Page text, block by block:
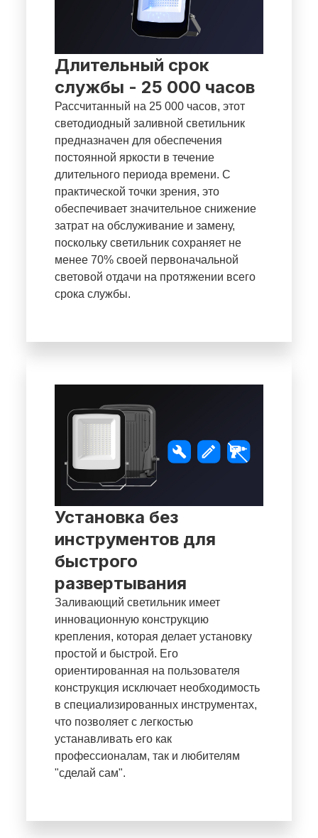
Длительный срок
службы - 25 000 часов
Рассчитанный на 25 000 часов, этот
светодиодный заливной светильник
предназначен для обеспечения
постоянной яркости в течение
длительного периода времени. С
практической точки зрения, это
обеспечивает значительное снижение
затрат на обслуживание и замену,
поскольку светильник сохраняет не
менее 70% своей первоначальной
световой отдачи на протяжении всего
срока службы.
Установка без
инструментов для
быстрого
развертывания
Заливающий светильник имеет
инновационную конструкцию
крепления, которая делает установку
простой и быстрой. Его
ориентированная на пользователя
конструкция исключает необходимость
в специализированных инструментах,
что позволяет с легкостью
устанавливать его как
профессионалам, так и любителям
"сделай сам".